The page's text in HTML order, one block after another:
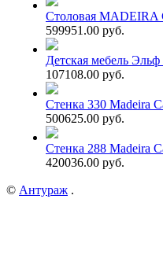
Столовая MADEIRA
599951.00 руб.
Детская мебель
107108.00 руб.
Стенка 330 Madeira
500625.00 руб.
Стенка 288 Madeira
420036.00 руб.
© Антураж .